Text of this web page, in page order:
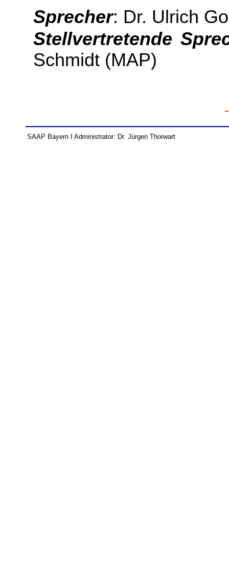
Sprecher: Dr. Ulrich
Stellvertretende
Schmidt (MAP)
SAAP Bayern I Administrator: Dr. Jürgen Thorwart